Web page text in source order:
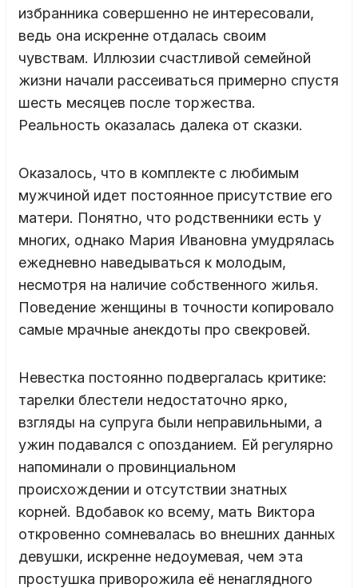
избранника совершенно не интересовали,
ведь она искренне отдалась своим
чувствам. Иллюзии счастливой семейной
жизни начали рассеиваться примерно спустя
шесть месяцев после торжества.
Реальность оказалась далека от сказки.
Оказалось, что в комплекте с любимым
мужчиной идет постоянное присутствие его
матери. Понятно, что родственники есть у
многих, однако Мария Ивановна умудрялась
ежедневно наведываться к молодым,
несмотря на наличие собственного жилья.
Поведение женщины в точности копировало
самые мрачные анекдоты про свекровей.
Невестка постоянно подвергалась критике:
тарелки блестели недостаточно ярко,
взгляды на супруга были неправильными, а
ужин подавался с опозданием. Ей регулярно
напоминали о провинциальном
происхождении и отсутствии знатных
корней. Вдобавок ко всему, мать Виктора
откровенно сомневалась во внешних данных
девушки, искренне недоумевая, чем эта
простушка приворожила её ненаглядного